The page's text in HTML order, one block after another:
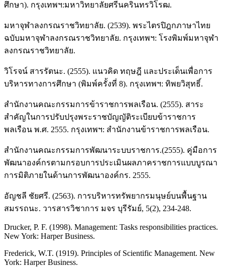
ศึกษา). กรุงเทพฯ:มหาวิทยาลัยศรีนครินทรวิโรฒ.
มหาจุฬาลงกรณราชวิทยาลัย. (2539). พระไตรปิฎกภาษาไทย
ฉบับมหาจุฬาลงกรณราชวิทยาลัย. กรุงเทพฯ: โรงพิมพ์มหาจุฬา
ลงกรณราชวิทยาลัย.
วิโรจน์ สารรัตนะ. (2555). แนวคิด ทฤษฎี และประเด็นเพื่อการ
บริหารทางการศึกษา (พิมพ์ครั้งที่ 8). กรุงเทพฯ: ทิพยวิสุทธิ์.
สำนักงานคณะกรรมการข้าราชการพลเรือน. (2555). สาระ
สำคัญในการปรับปรุงพระราชบัญญัติระเบียบข้าราชการ
พลเรือน พ.ศ. 2555. กรุงเทพฯ: สำนักงานข้าราชการพลเรือน.
สำนักงานคณะกรรมการพัฒนาระบบราชการ.(2555). คู่มือการ
พัฒนาองค์กรตามกรอบการประเมินผลภาคราชการแบบบูรณา
การมิติภายในด้านการพัฒนาองค์กร. 2555.
อัญชลี ชัยศรี. (2563). การบริหารทรัพยากรมนุษย์บนพื้นฐาน
สมรรถนะ. วารสารวิชาการ มจร บุรีรัมย์, 5(2), 234-248.
Drucker, P. F. (1998). Management: Tasks responsibilities practices.
New York: Harper Business.
Frederick, W.T. (1919). Principles of Scientific Management. New
York: Harper Business.